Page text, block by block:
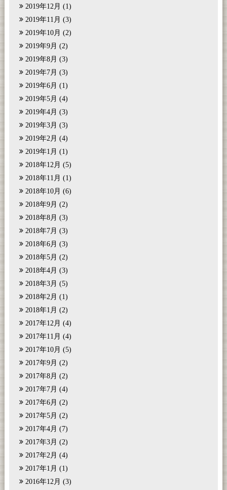
2019年12月 (1)
2019年11月 (3)
2019年10月 (2)
2019年9月 (2)
2019年8月 (3)
2019年7月 (3)
2019年6月 (1)
2019年5月 (4)
2019年4月 (3)
2019年3月 (3)
2019年2月 (4)
2019年1月 (1)
2018年12月 (5)
2018年11月 (1)
2018年10月 (6)
2018年9月 (2)
2018年8月 (3)
2018年7月 (3)
2018年6月 (3)
2018年5月 (2)
2018年4月 (3)
2018年3月 (5)
2018年2月 (1)
2018年1月 (2)
2017年12月 (4)
2017年11月 (4)
2017年10月 (5)
2017年9月 (2)
2017年8月 (2)
2017年7月 (4)
2017年6月 (2)
2017年5月 (2)
2017年4月 (7)
2017年3月 (2)
2017年2月 (4)
2017年1月 (1)
2016年12月 (3)